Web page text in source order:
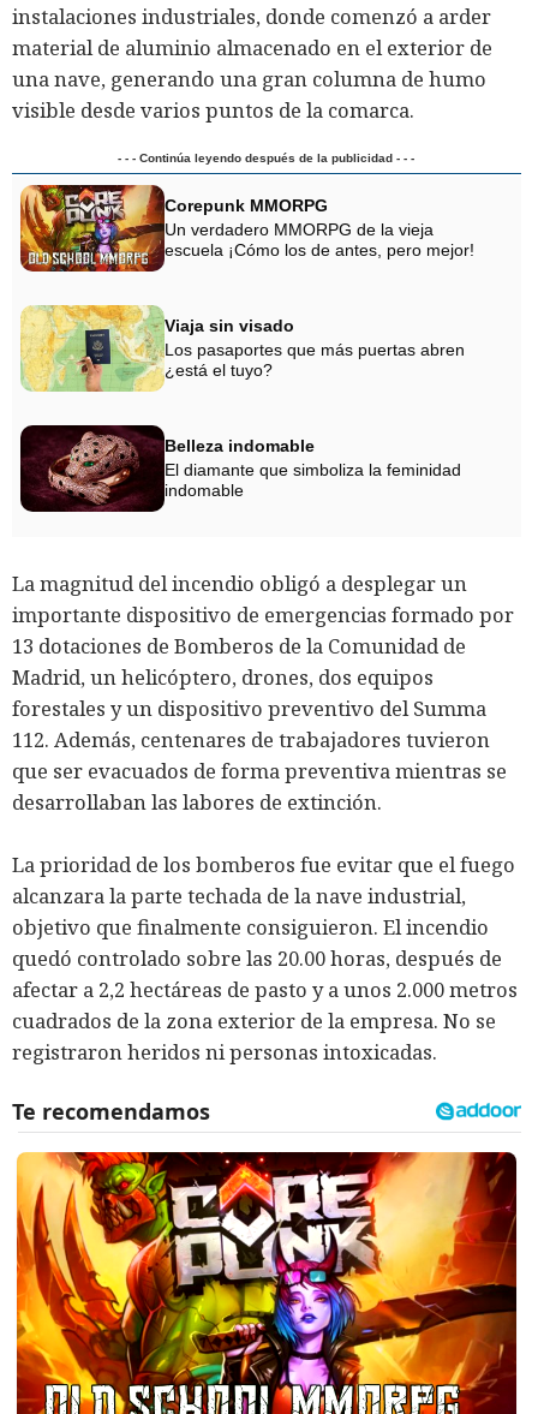
instalaciones industriales, donde comenzó a arder
material de aluminio almacenado en el exterior de
una nave, generando una gran columna de humo
visible desde varios puntos de la comarca.
- - - Continúa leyendo después de la publicidad - - -
Corepunk MMORPG
Un verdadero MMORPG de la vieja
escuela ¡Cómo los de antes, pero mejor!
Viaja sin visado
Los pasaportes que más puertas abren
¿está el tuyo?
Belleza indomable
El diamante que simboliza la feminidad
indomable
La magnitud del incendio obligó a desplegar un
importante dispositivo de emergencias formado por
13 dotaciones de Bomberos de la Comunidad de
Madrid, un helicóptero, drones, dos equipos
forestales y un dispositivo preventivo del Summa
112. Además, centenares de trabajadores tuvieron
que ser evacuados de forma preventiva mientras se
desarrollaban las labores de extinción.
La prioridad de los bomberos fue evitar que el fuego
alcanzara la parte techada de la nave industrial,
objetivo que finalmente consiguieron. El incendio
quedó controlado sobre las 20.00 horas, después de
afectar a 2,2 hectáreas de pasto y a unos 2.000 metros
cuadrados de la zona exterior de la empresa. No se
registraron heridos ni personas intoxicadas.